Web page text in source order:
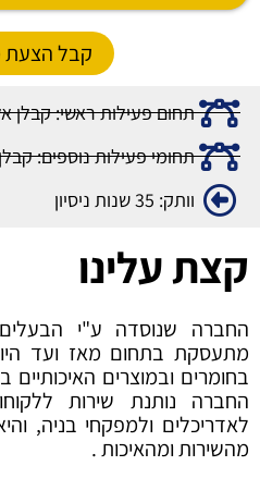
קבל הצעת
תחום פעילות ראשי: קבלן
תחומי פעילות נוספים:
וותק: 35 שנות ניסיון
קצת עלינו
מתעסקת בתחום מאז ועד
בחומרים ובמוצרים
החברה נותנת שירות
לאדריכלים ולמפקחי בניה,
מהשירות ומהאיכות .